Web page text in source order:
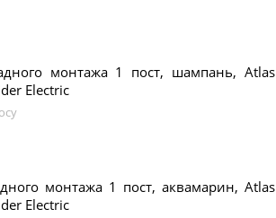
монтажа 1 пост, шампань, Atlas
Electric
монтажа 1 пост, аквамарин, Atlas
Electric